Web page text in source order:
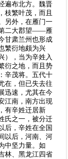
遍布北方。魏晋
枝繁叶茂，而且
另外，在雁门一
二大郡望——雁
甘肃兰州也形成
繁衍地颇为兴
），当为辛姓入
衍之地，而且势
辛茂将。五代十
在，但已失去往
迅速，尤其在今
江南，南方出现
有辛姓迁居新
氏之一，被分迁
后，辛姓在全国
以后，河南、河
中坚力量。如
林、黑龙江四省